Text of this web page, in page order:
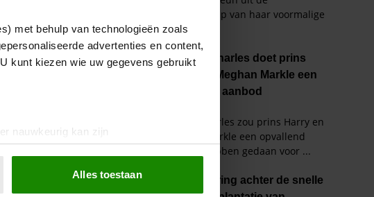
met behulp van technologieën zoals
advertenties en content,
kunt kiezen wie uw gegevens gebruikt
nauwkeurig kan zijn
(fingerprinting)
Alles toestaan